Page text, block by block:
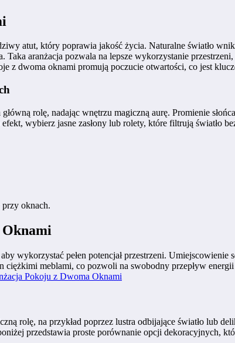
atut, który poprawia jakość życia. Naturalne światło
Taka aranżacja pozwala na lepsze wykorzystanie
z dwoma oknami promują poczucie otwartości, co jest
rolę, nadając wnętrzu magiczną aurę. Promienie
wybierz jasne zasłony lub rolety, które filtrują światło
oknach.
Oknami
wykorzystać pełen potencjał przestrzeni.
meblami, co pozwoli na swobodny przepływ
Pokoju z Dwoma Oknami
rolę, na przykład poprzez lustra odbijające światło lub
przedstawia proste porównanie opcji dekoracyjnych,